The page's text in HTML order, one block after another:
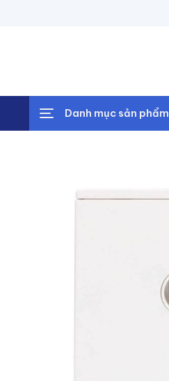
Danh mục sản phẩm